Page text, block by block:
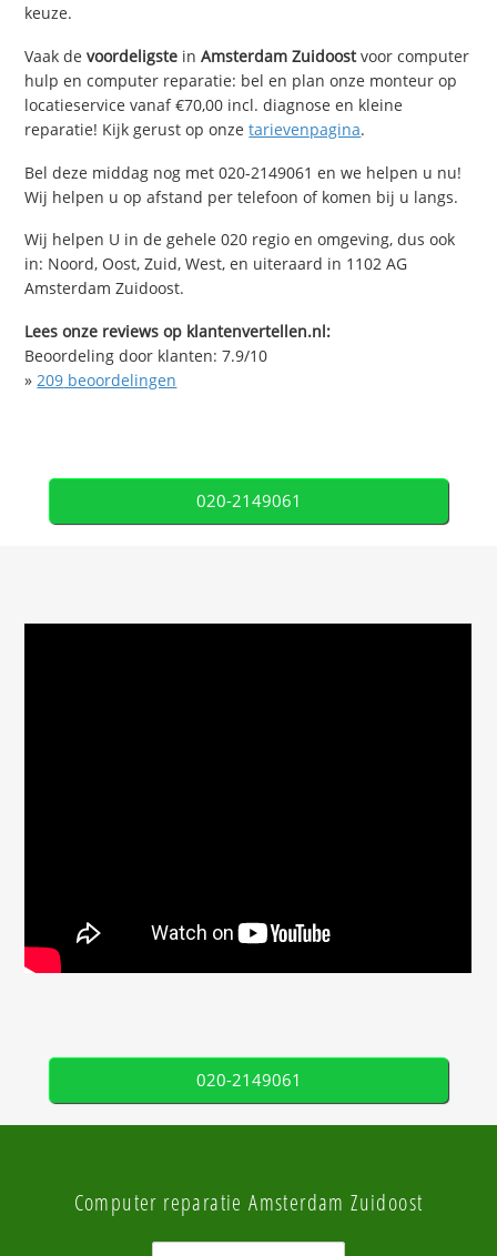
keuze.
Vaak devoordeligste inAmsterdam Zuidoostvoor computer
hulp en computer reparatie: bel en plan onze monteur op
locatieservice vanaf €70,00 incl. diagnose en kleine
reparatie! Kijk gerust op onzetarievenpagina.
Bel deze middag nog met 020-2149061 en we helpen u nu!
Wij helpen u op afstand per telefoon of komen bij u langs.
Wij helpen U in de gehele 020 regio en omgeving, dus ook
in: Noord, Oost, Zuid, West, en uiteraard in 1102 AG
Amsterdam Zuidoost.
Lees onze reviews op klantenvertellen.nl:
Beoordeling door klanten:7.9/10
»209 beoordelingen
020-2149061
020-2149061
Computer reparatie Amsterdam Zuidoost